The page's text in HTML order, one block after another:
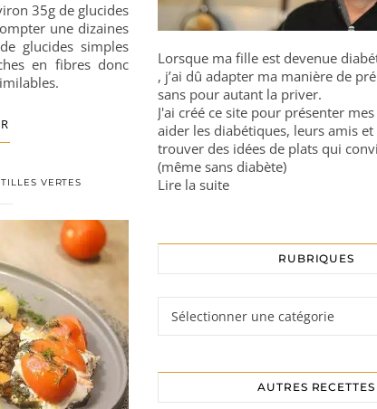
35g de glucides
une dizaines
glucides simples
en fibres donc
VERTES
Lorsque ma fille est devenue
, j’ai dû adapter ma manière de
sans pour autant la priver.
J'ai créé ce site pour présenter
aider les diabétiques, leurs amis
trouver des idées de plats qui
(même sans diabète)
Lire la suite
RUBRIQUES
AUTRES RECETTES